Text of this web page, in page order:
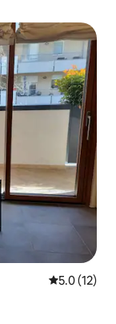
คะแนนเฉลี่ย
5.0 (12)